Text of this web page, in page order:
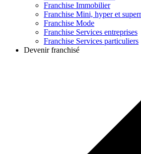
Franchise Immobilier
Franchise Mini, hyper et
Franchise Mode
Franchise Services entreprises
Franchise Services particuliers
Devenir franchisé